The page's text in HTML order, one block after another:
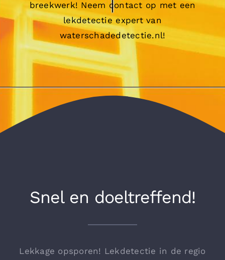
breekwerk! Neem contact op met een
lekdetectie expert van
waterschadedetectie.nl!
Snel en doeltreffend!
Lekkage opsporen! Lekdetectie in de regio